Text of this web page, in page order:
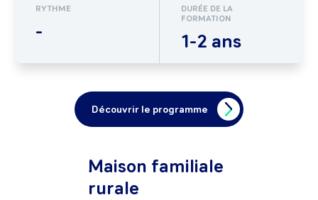
RYTHME
-
DURÉE DE LA
FORMATION
1-2 ans
Découvrir le programme
Maison familiale
rurale